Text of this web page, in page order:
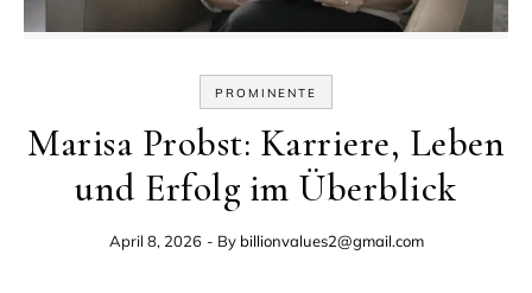
PROMINENTE
Marisa Probst: Karriere, Leben
und Erfolg im Überblick
April 8, 2026 - By billionvalues2@gmail.com